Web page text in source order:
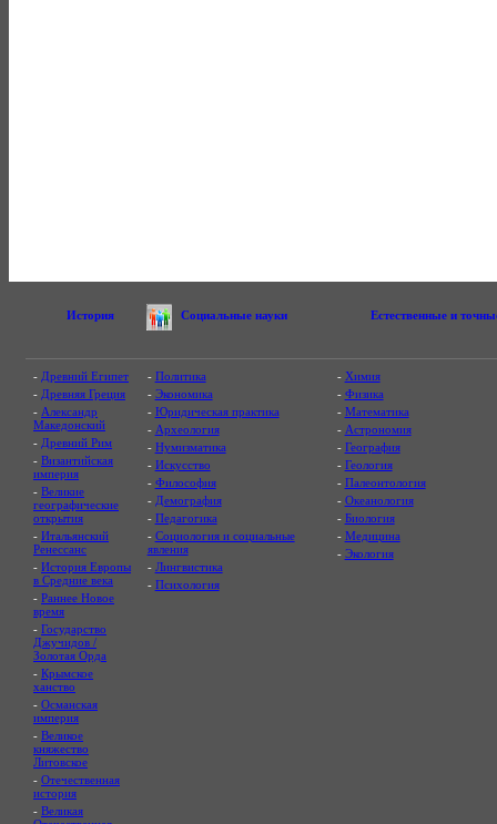
История Социальные науки Естественные и
- Древний Египет
- Древняя Греция
- Александр
Македонский
- Древний Рим
- Византийская
империя
- Великие
географические
открытия
- Итальянский
Ренессанс
- История Европы
в Средние века
- Раннее Новое
время
- Государство
Джучидов /
Золотая Орда
- Крымское
ханство
- Османская
империя
- Великое
княжество
Литовское
- Отечественная
история
- Великая
- Политика
- Экономика
- Юридическая практика
- Археология
- Нумизматика
- Искусство
- Философия
- Демография
- Педагогика
- Социология и социальные
явления
- Лингвистика
- Психология
- Химия
- Физика
- Математика
- Астрономия
- География
- Геология
- Палеонтология
- Океанология
- Биология
- Медицина
- Экология